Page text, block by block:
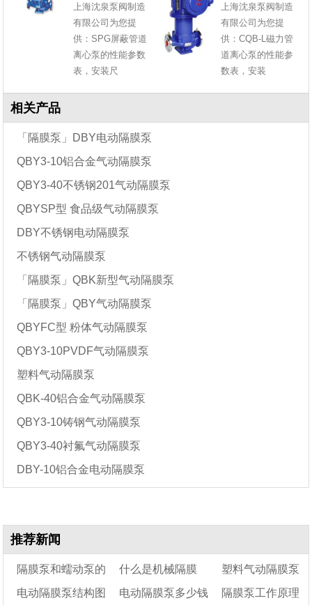
上海沈泉泵阀制造
有限公司为您提
供：SPG屏蔽管道
离心泵的性能参数
表，安装尺
上海沈泉泵阀制造
有限公司为您提
供：CQB-L磁力管
道离心泵的性能参
数表，安装
相关产品
「隔膜泵」DBY电动隔膜泵
QBY3-10铝合金气动隔膜泵
QBY3-40不锈钢201气动隔膜泵
QBYSP型 食品级气动隔膜泵
DBY不锈钢电动隔膜泵
不锈钢气动隔膜泵
「隔膜泵」QBK新型气动隔膜泵
「隔膜泵」QBY气动隔膜泵
QBYFC型 粉体气动隔膜泵
QBY3-10PVDF气动隔膜泵
塑料气动隔膜泵
QBK-40铝合金气动隔膜泵
QBY3-10铸钢气动隔膜泵
QBY3-40衬氟气动隔膜泵
DBY-10铝合金电动隔膜泵
推荐新闻
隔膜泵和蠕动泵的
区别
什么是机械隔膜
泵?它的用途有哪些?
塑料气动隔膜泵
能耐多高温度
电动隔膜泵结构图 电动隔膜泵多少钱 隔膜泵工作原理